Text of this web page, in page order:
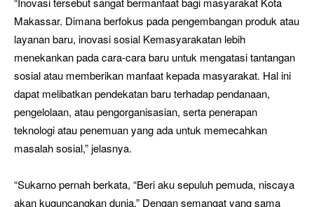
Makassar. Dimana berfokus pada pengembangan produk atau
layanan baru, inovasi sosial Kemasyarakatan lebih
menekankan pada cara-cara baru untuk mengatasi tantangan
sosial atau memberikan manfaat kepada masyarakat. Hal ini
dapat melibatkan pendekatan baru terhadap pendanaan,
pengelolaan, atau pengorganisasian, serta penerapan
teknologi atau penemuan yang ada untuk memecahkan
masalah sosial,” jelasnya.
“Sukarno pernah berkata, “Beri aku sepuluh pemuda, niscaya
akan kuguncangkan dunia.” Dengan semangat yang sama